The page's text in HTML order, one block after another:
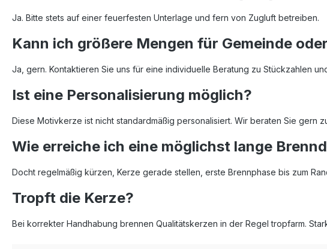
Ja. Bitte stets auf einer feuerfesten Unterlage und fern von Zugluft betreiben.
Kann ich größere Mengen für Gemeinde
Ja, gern. Kontaktieren Sie uns für eine individuelle Beratung zu Stückzahlen
Ist eine Personalisierung möglich?
Diese Motivkerze ist nicht standardmäßig personalisiert. Wir beraten Sie gern
Wie erreiche ich eine möglichst lange
Docht regelmäßig kürzen, Kerze gerade stellen, erste Brennphase bis zum
Tropft die Kerze?
Bei korrekter Handhabung brennen Qualitätskerzen in der Regel tropfarm.